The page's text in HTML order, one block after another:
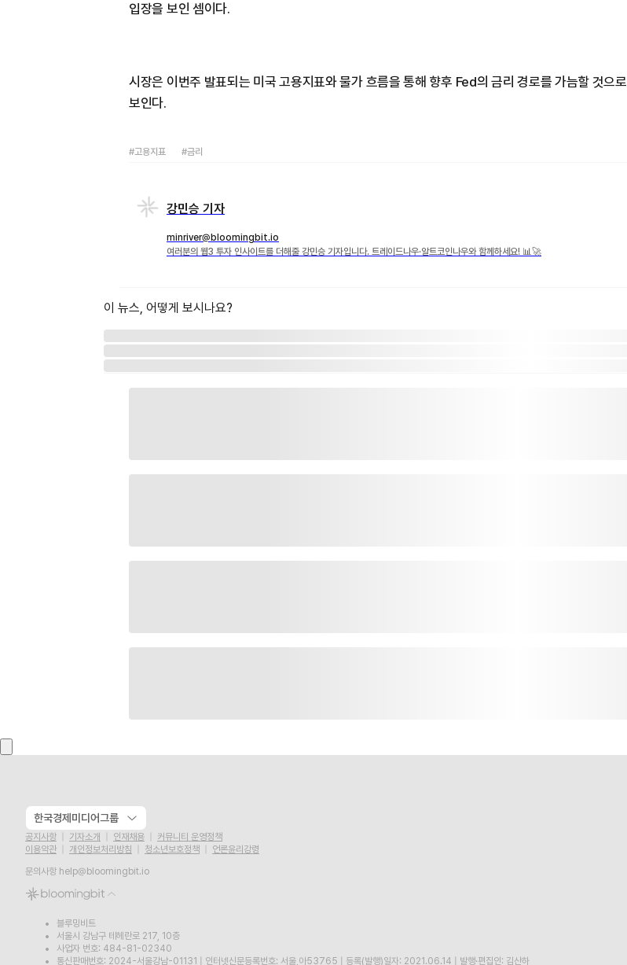
입장을 보인 셈이다.
시장은 이번주 발표되는 미국 고용지표와 물가 흐름을 통해 향후 Fed의 금리 경로를 가늠할 것으로
보인다.
#고용지표 #금리
강민승 기자
minriver@bloomingbit.io
여러분의 웹3 투자 인사이트를 더해줄 강민승 기자입니다. 트레이드나우·알트코인나우와 함께하세요! 📊🚀
이 뉴스, 어떻게 보시나요?
한국경제미디어그룹
공지사항 기자소개 인재채용
커뮤니티 운영정책
이용약관
개인정보처리방침 청소년보호정책
언론윤리강령
문의사항 help@bloomingbit.io
블루밍비트
서울시 강남구 테헤란로 217, 10층
사업자 번호: 484-81-02340
통신판매번호: 2024-서울강남-01131
인터넷신문등록번호: 서울,아53765 등록(발행)일자: 2021.06.14 발행·편집인: 김산하